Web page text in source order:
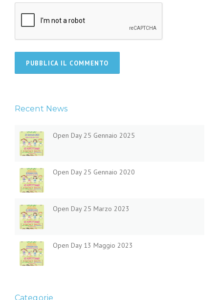
Recent News
Open Day 25 Gennaio 2025
Open Day 25 Gennaio 2020
Open Day 25 Marzo 2023
Open Day 13 Maggio 2023
Categorie